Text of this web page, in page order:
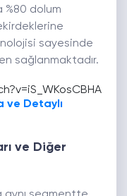
dolum
sayesinde
sağlanmaktadır.
ve Detaylı
ve Diğer